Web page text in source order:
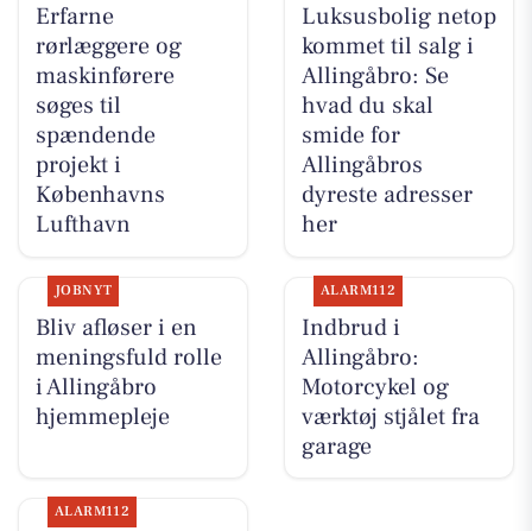
Erfarne
rørlæggere og
maskinførere
søges til
spændende
projekt i
Københavns
Lufthavn
Luksusbolig netop
kommet til salg i
Allingåbro: Se
hvad du skal
smide for
Allingåbros
dyreste adresser
her
JOBNYT
Bliv afløser i en
meningsfuld rolle
i Allingåbro
hjemmepleje
ALARM112
Indbrud i
Allingåbro:
Motorcykel og
værktøj stjålet fra
garage
ALARM112